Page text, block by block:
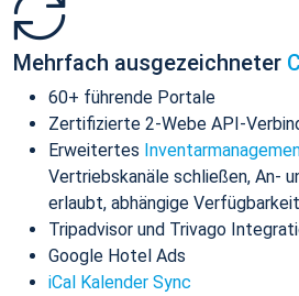
Mehrfach ausgezeichneter
60+ führende Portale
Zertifizierte 2-Webe API-
Erweitertes
Vertriebskanäle schließen, An-
erlaubt, abhängige
Tripadvisor und Trivago
Google Hotel Ads
iCal Kalender Sync